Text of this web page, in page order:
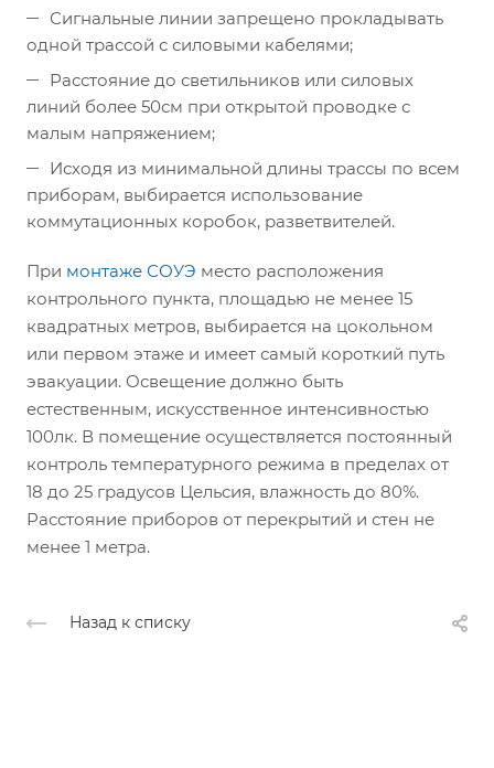
Сигнальные линии запрещено прокладывать
одной трассой с силовыми кабелями;
Расстояние до светильников или силовых
линий более 50см при открытой проводке с
малым напряжением;
Исходя из минимальной длины трассы по всем
приборам, выбирается использование
коммутационных коробок, разветвителей.
При монтаже СОУЭ место расположения
контрольного пункта, площадью не менее 15
квадратных метров, выбирается на цокольном
или первом этаже и имеет самый короткий путь
эвакуации. Освещение должно быть
естественным, искусственное интенсивностью
100лк. В помещение осуществляется постоянный
контроль температурного режима в пределах от
18 до 25 градусов Цельсия, влажность до 80%.
Расстояние приборов от перекрытий и стен не
менее 1 метра.
Назад к списку